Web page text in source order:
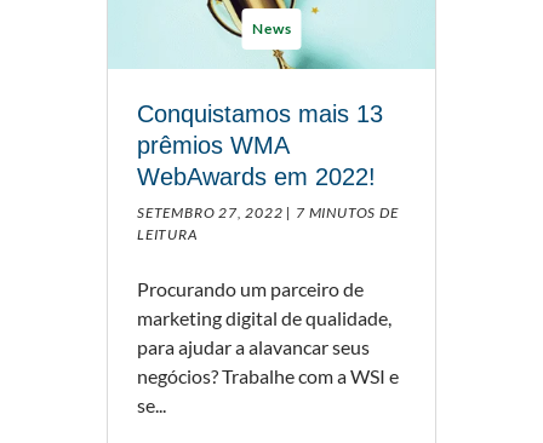
News
Conquistamos mais 13
prêmios WMA
WebAwards em 2022!
SETEMBRO 27, 2022 | 7 MINUTOS DE
LEITURA
Procurando um parceiro de
marketing digital de qualidade,
para ajudar a alavancar seus
negócios? Trabalhe com a WSI e
se...